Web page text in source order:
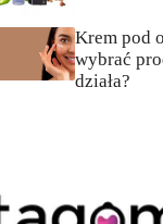
Krem pod
wybrać
działa?